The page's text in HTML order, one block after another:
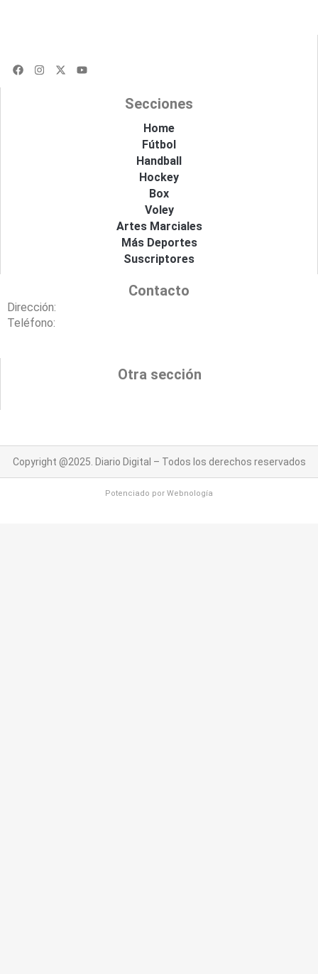
F
a
I
n
X
-
Y
o
Secciones
Home
Fútbol
Handball
Hockey
Box
Voley
Artes Marciales
Más Deportes
Suscriptores
Contacto
Dirección:
Teléfono:
Otra sección
Copyright @2025. Diario Digital – Todos los derechos reservados
Potenciado por Webnología